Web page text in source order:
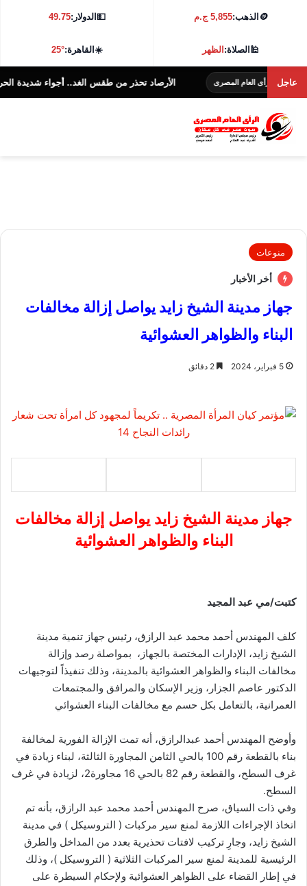
🪙 الذهب:5,855 ج.م 💵الدولار:49.75
🕌الصلاة:الظهر ☀️القاهرة:25°
عاجل
العام المصرى الأرصاد تحذر من طقس الغد.. أجواء شديدة الحرارة و38 درجة بالقاهرة
منوعات
أخر الأخبار
جهاز مدينة الشيخ زايد يواصل إزالة مخالفات
البناء والظواهر العشوائية
5 فبراير، 2024
جهاز مدينة الشيخ زايد يواصل إزالة مخالفات
البناء والظواهر العشوائية
كتبت/مي عبد المجيد
كلف المهندس أحمد محمد عبد الرازق، رئيس جهاز تنمية مدينة
الشيخ زايد، الإدارات المختصة بالجهاز، بمواصلة رصد وإزالة
مخالفات البناء والظواهر العشوائية بالمدينة، وذلك تنفيذاً لتوجيهات
الدكتور عاصم الجزار، وزير الإسكان والمرافق والمجتمعات
العمرانية، بالتعامل بكل حسم مع مخالفات البناء العشوائي
وأوضح المهندس أحمد عبدالرازق، أنه تمت الإزالة الفورية لمخالفة
بناء بالقطعة رقم 100 بالحي الثامن المجاورة الثالثة، لبناء زيادة في
غرف السطح، والقطعة رقم 82 بالحي 16 مجاورة2، لزيادة في غرف
السطح.
وفي ذات السياق، صرح المهندس أحمد محمد عبد الرازق، بأنه تم
اتخاذ الإجراءات اللازمة لمنع سير مركبات ( التروسيكل ) في مدينة
الشيخ زايد، وجارِ تركيب لافتات تحذيرية بعدد من المداخل والطرق
الرئيسية للمدينة لمنع سير المركبات الثلاثية ( التروسيكل )، وذلك
في إطار القضاء على الظواهر العشوائية ولإحكام السيطرة على